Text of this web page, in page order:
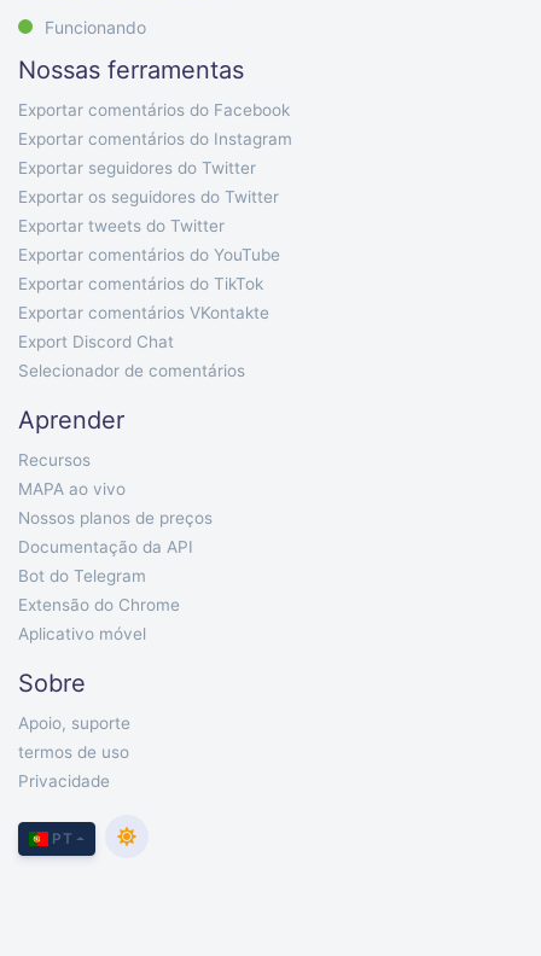
Funcionando
Nossas ferramentas
Exportar comentários do Facebook
Exportar comentários do Instagram
Exportar seguidores do Twitter
Exportar os seguidores do Twitter
Exportar tweets do Twitter
Exportar comentários do YouTube
Exportar comentários do TikTok
Exportar comentários VKontakte
Export Discord Chat
Selecionador de comentários
Aprender
Recursos
MAPA ao vivo
Nossos planos de preços
Documentação da API
Bot do Telegram
Extensão do Chrome
Aplicativo móvel
Sobre
Apoio, suporte
termos de uso
Privacidade
PT